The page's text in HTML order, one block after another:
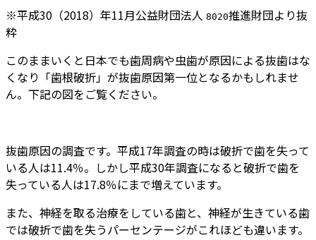
※平成30（2018）年11月公益財団法人 8020推進財団より抜
粋
このままいくと日本でも歯周病や虫歯が原因による抜歯はな
くなり「歯根破折」が抜歯原因第一位となるかもしれませ
ん。下記の図をご覧ください。
抜歯原因の調査です。平成17年調査の時は破折で歯を失って
いる人は11.4％。しかし平成30年調査になると破折で歯を
失っている人は17.8％にまで増えています。
また、神経を取る治療をしている歯と、神経が生きている歯
では破折で歯を失うパーセンテージがこれほども違います。